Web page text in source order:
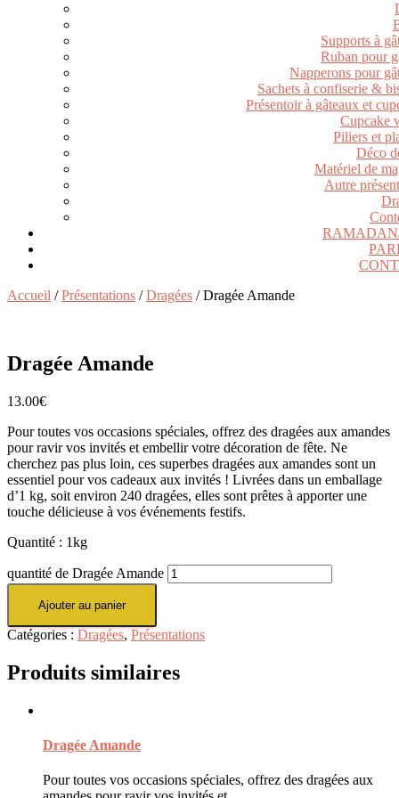
Supports à
Ruban pour
Napperons pour
Sachets à confiserie &
Présentoir à gâteaux et
Cupcake
Piliers et
Déco
Matériel de
Autre
Accueil /Présentations /Dragées / Dragée Amande
Dragée Amande
13.00€
Pour toutes vos occasions spéciales, offrez des dragées aux amandes
pour ravir vos invités et embellir votre décoration de fête. Ne
cherchez pas plus loin, ces superbes dragées aux amandes sont un
essentiel pour vos cadeaux aux invités ! Livrées dans un emballage
d’1 kg, soit environ 240 dragées, elles sont prêtes à apporter une
touche délicieuse à vos événements festifs.
Quantité : 1kg
quantité de Dragée Amande
Ajouter au panier
Catégories : Dragées, Présentations
Produits similaires
Dragée Amande
Pour toutes vos occasions spéciales, offrez des dragées aux